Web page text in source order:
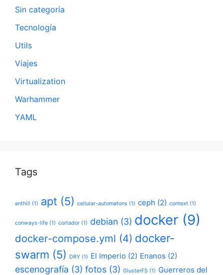
Sin categoría
Tecnología
Utils
Viajes
Virtualization
Warhammer
YAML
Tags
anthill (1) apt (5) cellular-automatons (1) ceph (2) context (1)
conways-life (1) cortador (1) debian (3) docker (9)
docker-compose.yml (4) docker-
swarm (5) DRY (1) El Imperio (2) Enanos (2)
escenografía (3) fotos (3) GlusterFS (1) Guerreros del